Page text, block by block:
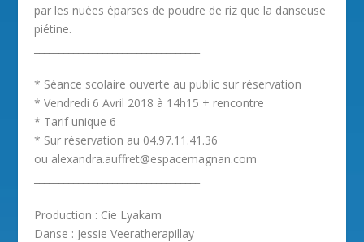
par les nuées éparses de poudre de riz que la danseuse
piétine.
* Séance scolaire ouverte au public sur réservation
* Vendredi 6 Avril 2018 à 14h15 + rencontre
* Tarif unique 6
* Sur réservation au 04.97.11.41.36
ou alexandra.auffret@espacemagnan.com
Production : Cie Lyakam
Danse : Jessie Veeratherapillay